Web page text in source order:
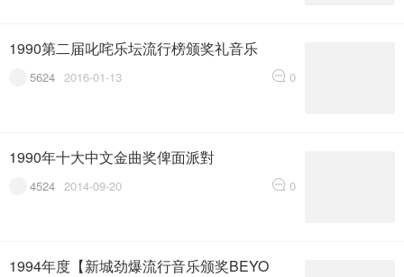
1990第二届叱咤乐坛流行榜颁奖礼音乐
0
5624 2016-01-13
1990年十大中文金曲奖俾面派對
0
4524 2014-09-20
1994年度【新城劲爆流行音乐颁奖BEYO